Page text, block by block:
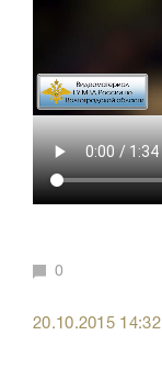
0
20.10.2015 14:32